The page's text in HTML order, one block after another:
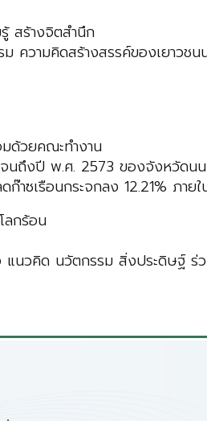
สร้างจิตสำนึก
ความคิดสร้างสรรค์ของเยาวช
ด้วยคณะทำงาน
นถึงปี พ.ศ. 2573 ของจังหวัดน
าซเรือนกระจกลง 12.21% ภาย
กร้อน
แนวคิด นวัตกรรม สิ่งประดิษฐ์